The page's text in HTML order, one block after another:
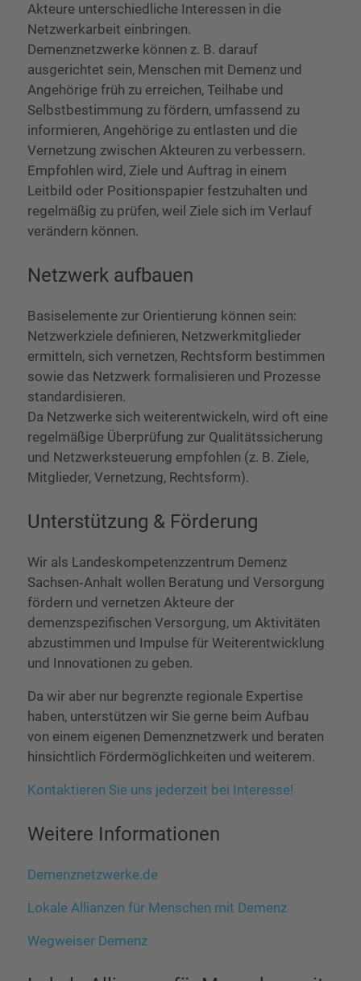
Akteure unterschiedliche Interessen in die
Netzwerkarbeit einbringen.
Demenznetzwerke können z. B. darauf
ausgerichtet sein, Menschen mit Demenz und
Angehörige früh zu erreichen, Teilhabe und
Selbstbestimmung zu fördern, umfassend zu
informieren, Angehörige zu entlasten und die
Vernetzung zwischen Akteuren zu verbessern.
Empfohlen wird, Ziele und Auftrag in einem
Leitbild oder Positionspapier festzuhalten und
regelmäßig zu prüfen, weil Ziele sich im Verlauf
verändern können.
Netzwerk aufbauen
Basiselemente zur Orientierung können sein:
Netzwerkziele definieren, Netzwerkmitglieder
ermitteln, sich vernetzen, Rechtsform bestimmen
sowie das Netzwerk formalisieren und Prozesse
standardisieren.
Da Netzwerke sich weiterentwickeln, wird oft eine
regelmäßige Überprüfung zur Qualitätssicherung
und Netzwerksteuerung empfohlen (z. B. Ziele,
Mitglieder, Vernetzung, Rechtsform).
Unterstützung & Förderung
Wir als Landeskompetenzzentrum Demenz
Sachsen‑Anhalt wollen Beratung und Versorgung
fördern und vernetzen Akteure der
demenzspezifischen Versorgung, um Aktivitäten
abzustimmen und Impulse für Weiterentwicklung
und Innovationen zu geben.
Da wir aber nur begrenzte regionale Expertise
haben, unterstützen wir Sie gerne beim Aufbau
von einem eigenen Demenznetzwerk und beraten
hinsichtlich Fördermöglichkeiten und weiterem.
Kontaktieren Sie uns jederzeit bei Interesse!
Weitere Informationen
Demenznetzwerke.de
Lokale Allianzen für Menschen mit Demenz
Wegweiser Demenz